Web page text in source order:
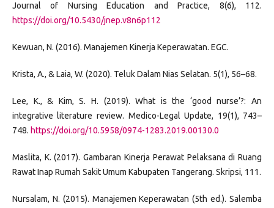
Journal of Nursing Education and Practice, 8(6), 112.
https://doi.org/10.5430/jnep.v8n6p112
Kewuan, N. (2016). Manajemen Kinerja Keperawatan. EGC.
Krista, A., & Laia, W. (2020). Teluk Dalam Nias Selatan. 5(1), 56–68.
Lee, K., & Kim, S. H. (2019). What is the ‘good nurse’?: An
integrative literature review. Medico-Legal Update, 19(1), 743–
748. https://doi.org/10.5958/0974-1283.2019.00130.0
Maslita, K. (2017). Gambaran Kinerja Perawat Pelaksana di Ruang
Rawat Inap Rumah Sakit Umum Kabupaten Tangerang. Skripsi, 111.
Nursalam, N. (2015). Manajemen Keperawatan (5th ed.). Salemba